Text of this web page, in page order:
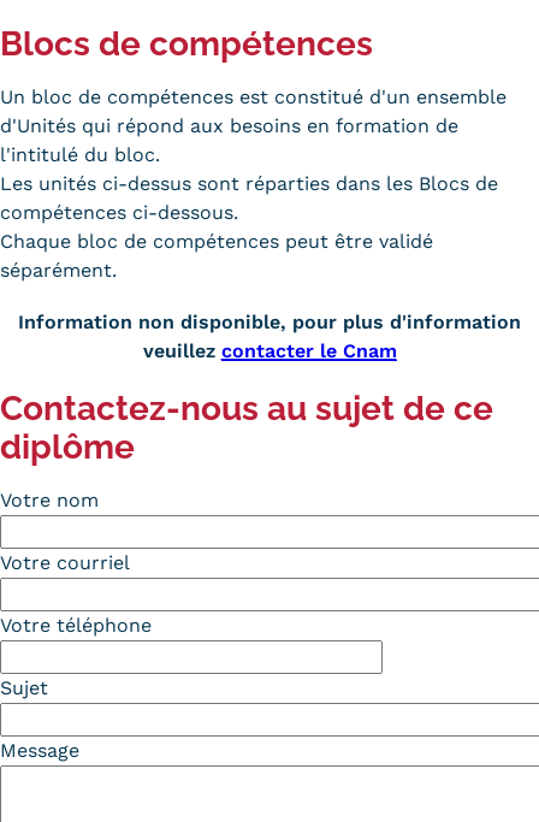
Blocs de compétences
Un bloc de compétences est constitué d'un ensemble
d'Unités qui répond aux besoins en formation de
l'intitulé du bloc.
Les unités ci-dessus sont réparties dans les Blocs de
compétences ci-dessous.
Chaque bloc de compétences peut être validé
séparément.
Information non disponible, pour plus d'information
veuillez contacter le Cnam
Contactez-nous au sujet de ce
diplôme
Votre nom
Votre courriel
Votre téléphone
Sujet
Message